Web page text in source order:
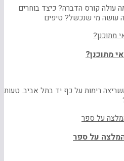
עולה קורס הדברה? כיצד בוחרים
עושה מי שנכשל? טיפים
מתוכנן?
רימות על כף יד בתל אביב. טעות
על ספר